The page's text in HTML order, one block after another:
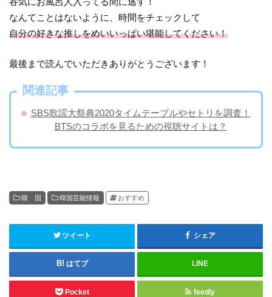
なんてことはないように、時間をチェックして
自分の好きな推しをめいいっぱい堪能してください！
最後まで読んでいただきありがとうございます！
関連記事
SBS歌謡大祭典2020タイムテーブルやセトリを調査！
BTSのコラボを見るための視聴サイトは？
韓 国 韓国芸能情報 おすすめ
ツイート シェア
はてブ LINE
Pocket feedly